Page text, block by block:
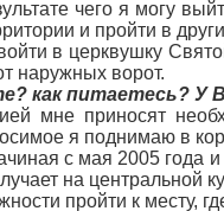
чего я могу
и пройти в
в церквушку
наружных ворот.
как питаетесь? У
мне приносят
я поднимаю в
с мая 2005
на центральной
пройти к месту,